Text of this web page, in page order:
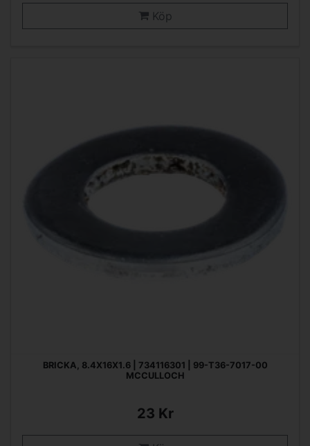
Köp
BRICKA, 8.4X16X1.6 | 734116301 | 99-T36-7017-00
MCCULLOCH
23 Kr